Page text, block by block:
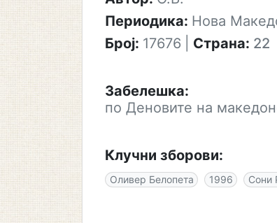
Периодика: Нова
Број: 17676 Страна: 22
Забелешка:
по Деновите на
Клучни зборови:
Оливер Белопета 1996 Сони